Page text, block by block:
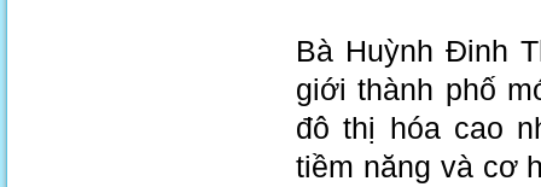
Bà Huỳnh Đinh
giới thành phố
đô thị hóa cao
tiềm năng và cơ